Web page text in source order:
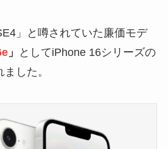
」と噂されていた廉価モデ
」
としてiPhone 16シリーズの
した。